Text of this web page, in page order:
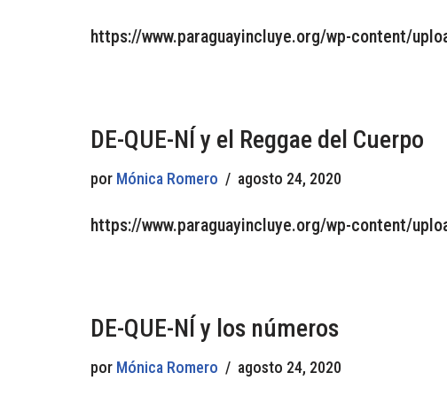
https://www.paraguayincluye.org/wp-content/
DE-QUE-NÍ y el Reggae del Cuerpo
por Mónica Romero agosto 24, 2020
https://www.paraguayincluye.org/wp-content/
DE-QUE-NÍ y los números
por Mónica Romero agosto 24, 2020